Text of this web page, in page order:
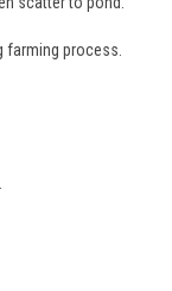
farming process.